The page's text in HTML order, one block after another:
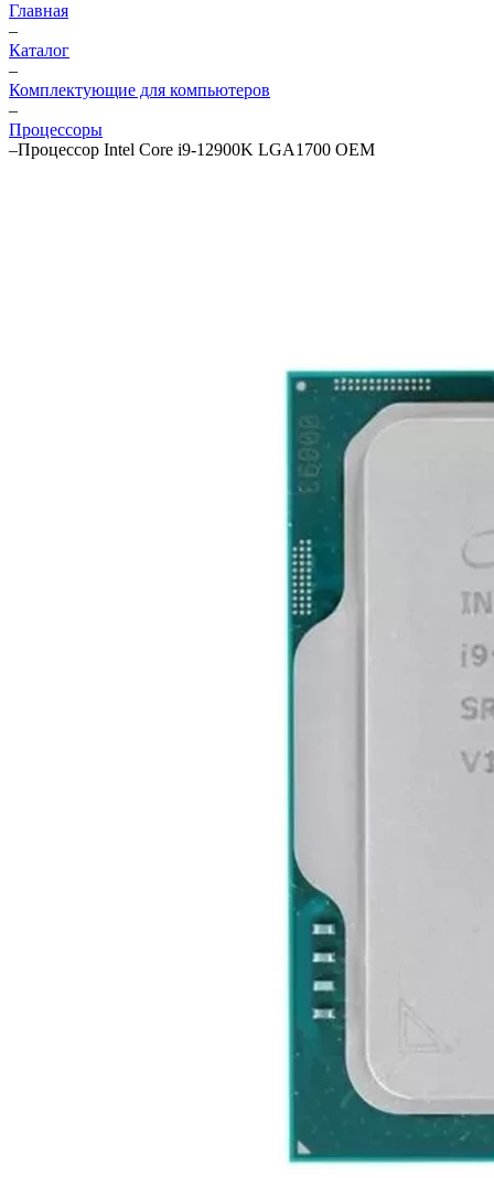
Главная
–
Каталог
–
Комплектующие для компьютеров
–
Процессоры
–Процессор Intel Core i9-12900K LGA1700 OEM